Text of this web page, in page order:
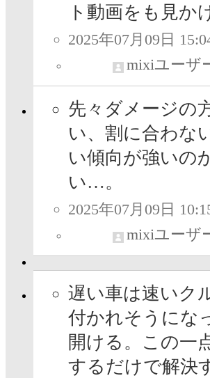
ト動画をも見か
2025年07月09日
mixiユーザ
先々ダメージの
い、割に合わな
い傾向が強いの
い…。
2025年07月09日
mixiユーザ
遅い車は速いク
付かれそうにな
開ける。この一
するだけで解決